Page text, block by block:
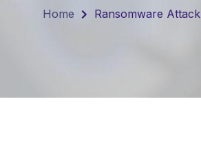
Home Ransomware Attack